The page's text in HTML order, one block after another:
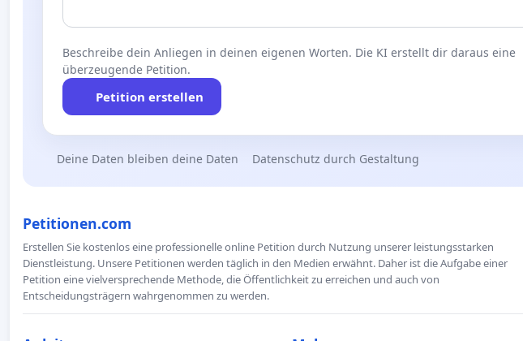
Beschreibe dein Anliegen in deinen eigenen Worten. Die KI erstellt dir daraus eine
überzeugende Petition.
Petition erstellen
Deine Daten bleiben deine Daten Datenschutz durch Gestaltung
Petitionen.com
Erstellen Sie kostenlos eine professionelle online Petition durch Nutzung unserer leistungsstarken
Dienstleistung. Unsere Petitionen werden täglich in den Medien erwähnt. Daher ist die Aufgabe einer
Petition eine vielversprechende Methode, die Öffentlichkeit zu erreichen und auch von
Entscheidungsträgern wahrgenommen zu werden.